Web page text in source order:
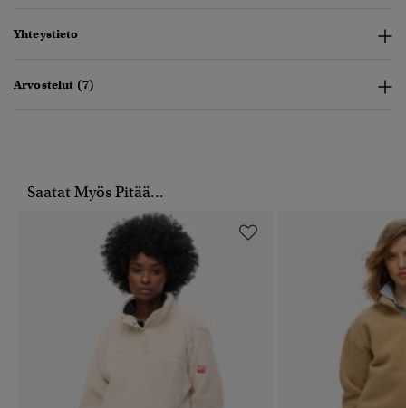
Yhteystieto
Arvostelut (7)
Saatat Myös Pitää...